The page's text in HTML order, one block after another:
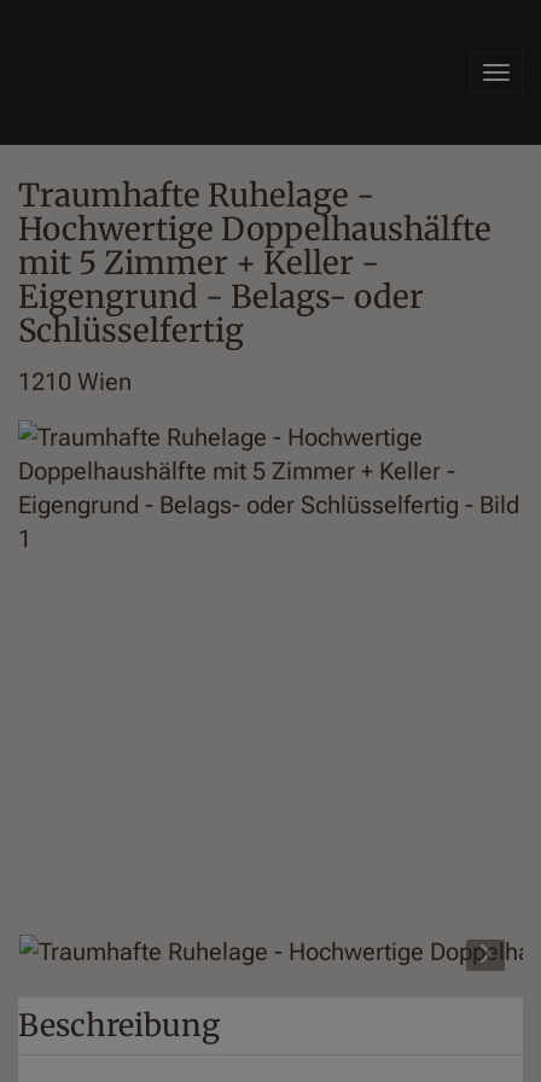
Traumhafte Ruhelage -
Hochwertige Doppelhaushälfte
mit 5 Zimmer + Keller -
Eigengrund - Belags- oder
Schlüsselfertig
1210 Wien
Beschreibung